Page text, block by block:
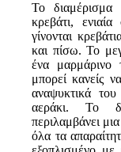
Το διαμέρισμα
κρεβάτι,
γίνονται
και πίσω. Το
ένα μαρμάρινο
μπορεί κανείς
αναψυκτικά
αεράκι. Το
περιλαμβάνει
όλα τα